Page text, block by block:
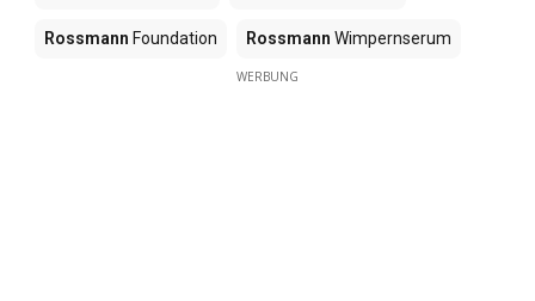
Rossmann Foundation Rossmann Wimpernserum
WERBUNG